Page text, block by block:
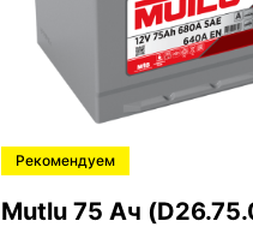
Рекомендуем
Mutlu 75 Ач